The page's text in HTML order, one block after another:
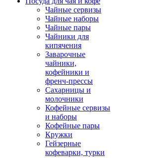
Чайные сервизы
Чайные наборы
Чайные пары
Чайники для
кипячения
Заварочные
чайники,
кофейники и
френч-прессы
Сахарницы и
молочники
Кофейные сервизы
и наборы
Кофейные пары
Кружки
Гейзерные
кофеварки, турки